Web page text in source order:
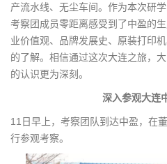
产流水线、无尘车间。作为本次研
考察团成员零距离感受到了中盈的
业价值观、品牌发展史、原装打印
的了解。相信通过这次大连之旅，
的认识更为深刻。
深入参观大连
11日早上，考察团队到达中盈，在
行参观考察。